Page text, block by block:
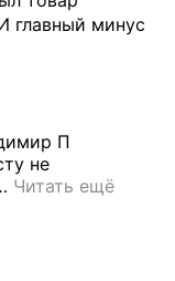
главный минус
П
не
Читать ещё